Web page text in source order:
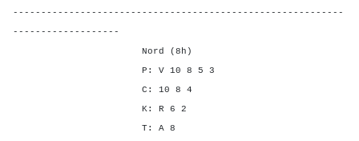
-----------------------------------------------------------
-------------------
Nord (8h)
P: V 10 8 5 3
C: 10 8 4
K: R 6 2
T: A 8